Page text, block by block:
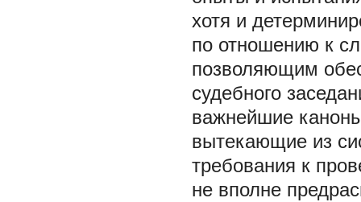
хотя и
по отношению к
позволяющим
судебного
важнейшие
вытекающие из
требования к
не вполне